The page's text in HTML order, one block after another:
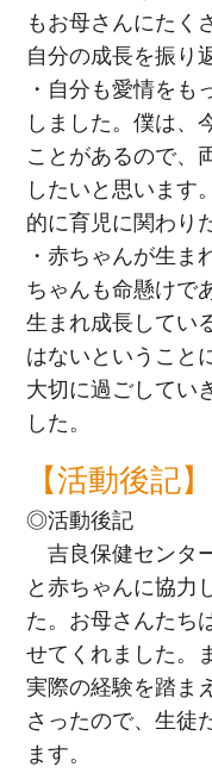
もお母さんにたく
自分の成長を振り
・自分も愛情をも
しました。僕は、
ことがあるので、
したいと思います
的に育児に関わり
・赤ちゃんが生ま
ちゃんも命懸けで
生まれ成長してい
はないということ
大切に過ごしてい
した。
【活動後記】
◎活動後記
吉良保健センタ
と赤ちゃんに協力
た。お母さんたち
せてくれました。
実際の経験を踏ま
さったので、生徒
ます。